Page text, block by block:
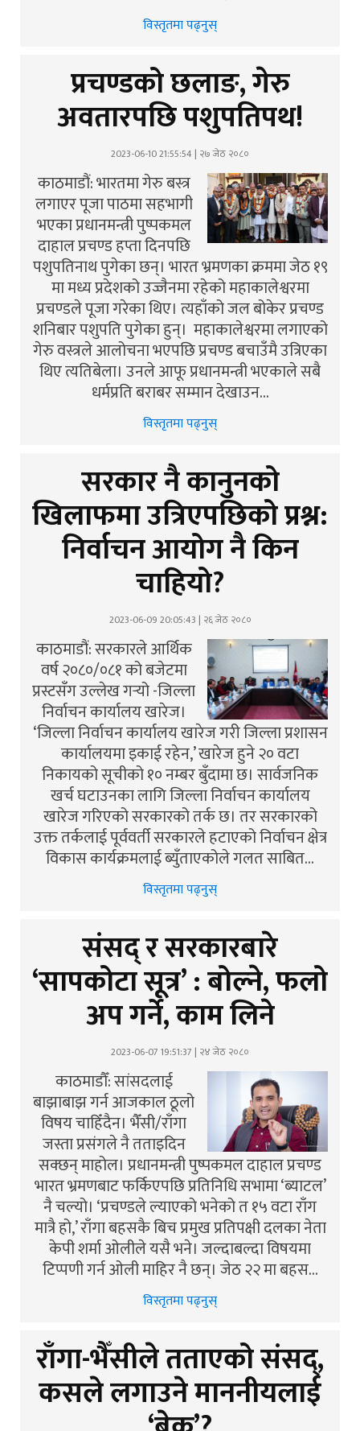
विस्तृतमा पढ्नुस्
प्रचण्डको छलाङ, गेरु
अवतारपछि पशुपतिपथ!
2023-06-10 21:55:54 | २७ जेठ २०८०
काठमाडौं: भारतमा गेरु बस्त्र
लगाएर पूजा पाठमा सहभागी
भएका प्रधानमन्त्री पुष्पकमल
दाहाल प्रचण्ड हप्ता दिनपछि
पशुपतिनाथ पुगेका छन्। भारत भ्रमणका क्रममा जेठ १९
मा मध्य प्रदेशको उज्जैनमा रहेको महाकालेश्वरमा
प्रचण्डले पूजा गरेका थिए। त्यहाँको जल बोकेर प्रचण्ड
शनिबार पशुपति पुगेका हुन्। महाकालेश्वरमा लगाएको
गेरु वस्त्रले आलोचना भएपछि प्रचण्ड बचाउँमै उत्रिएका
थिए त्यतिबेला। उनले आफू प्रधानमन्त्री भएकाले सबै
धर्मप्रति बराबर सम्मान देखाउन…
विस्तृतमा पढ्नुस्
सरकार नै कानुनको
खिलाफमा उत्रिएपछिको प्रश्न:
निर्वाचन आयोग नै किन
चाहियो?
2023-06-09 20:05:43 | २६ जेठ २०८०
काठमाडौं: सरकारले आर्थिक
वर्ष २०८०/०८१ को बजेटमा
प्रस्टसँग उल्लेख गर्‍यो -जिल्ला
निर्वाचन कार्यालय खारेज।
‘जिल्ला निर्वाचन कार्यालय खारेज गरी जिल्ला प्रशासन
कार्यालयमा इकाई रहेन,’ खारेज हुने २० वटा
निकायको सूचीको १० नम्बर बुँदामा छ। सार्वजनिक
खर्च घटाउनका लागि जिल्ला निर्वाचन कार्यालय
खारेज गरिएको सरकारको तर्क छ। तर सरकारको
उक्त तर्कलाई पूर्ववर्ती सरकारले हटाएको निर्वाचन क्षेत्र
विकास कार्यक्रमलाई ब्युँताएकोले गलत साबित…
विस्तृतमा पढ्नुस्
संसद् र सरकारबारे
‘सापकोटा सूत्र’ : बोल्ने, फलो
अप गर्ने, काम लिने
2023-06-07 19:51:37 | २४ जेठ २०८०
काठमाडौँ: सांसदलाई
बाझाबाझ गर्न आजकाल ठूलो
विषय चाहिँदैन। भैँसी/राँगा
जस्ता प्रसंगले नै तताइदिन
सक्छन् माहोल। प्रधानमन्त्री पुष्पकमल दाहाल प्रचण्ड
भारत भ्रमणबाट फर्किएपछि प्रतिनिधि सभामा ‘ब्याटल’
नै चल्यो। ‘प्रचण्डले ल्याएको भनेको त १५ वटा राँग
मात्रै हो,’ राँगा बहसकै बिच प्रमुख प्रतिपक्षी दलका नेता
केपी शर्मा ओलीले यसै भने। जल्दाबल्दा विषयमा
टिप्पणी गर्न ओली माहिर नै छन्। जेठ २२ मा बहस…
विस्तृतमा पढ्नुस्
राँगा-भैँसीले तताएको संसद्,
कसले लगाउने माननीयलाई